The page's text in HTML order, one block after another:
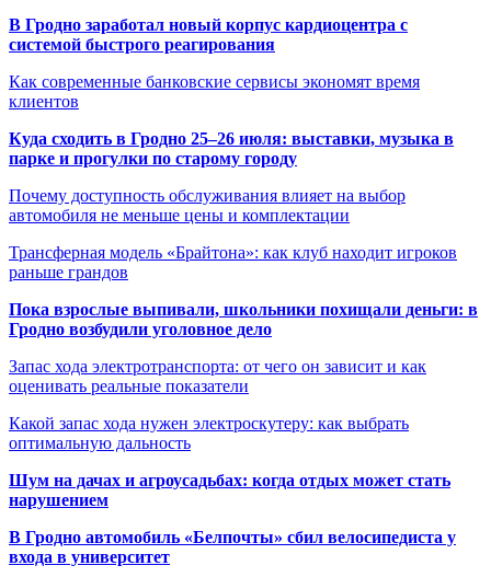
В Гродно заработал новый корпус кардиоцентра с
системой быстрого реагирования
Как современные банковские сервисы экономят время
клиентов
Куда сходить в Гродно 25–26 июля: выставки, музыка в
парке и прогулки по старому городу
Почему доступность обслуживания влияет на выбор
автомобиля не меньше цены и комплектации
Трансферная модель «Брайтона»: как клуб находит игроков
раньше грандов
Пока взрослые выпивали, школьники похищали деньги: в
Гродно возбудили уголовное дело
Запас хода электротранспорта: от чего он зависит и как
оценивать реальные показатели
Какой запас хода нужен электроскутеру: как выбрать
оптимальную дальность
Шум на дачах и агроусадьбах: когда отдых может стать
нарушением
В Гродно автомобиль «Белпочты» сбил велосипедиста у
входа в университет